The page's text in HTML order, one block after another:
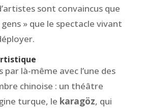
sont convaincus que
gens » que le spectacle vivant
par là-même avec l’une des
chinoise : un théâtre
turque, le karagöz, qui